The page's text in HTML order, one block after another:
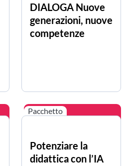
DIALOGA Nuove
generazioni, nuove
competenze
Pacchetto
Potenziare la
didattica con l’IA